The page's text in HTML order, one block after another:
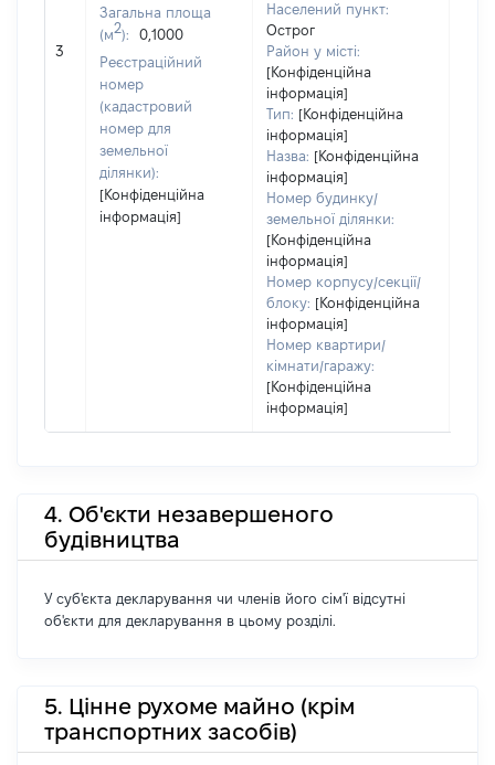
3
Загальна площа
(м2):
0,1000
Реєстраційний
номер
(кадастровий
номер для
земельної
ділянки):
[Конфіденційна
інформація]
Населений пункт:
Острог
Район у місті:
[Конфіденційна
інформація]
Тип: [Конфіденційна
інформація]
Назва: [Конфіденційна
інформація]
Номер будинку/
земельної ділянки:
[Конфіденційна
інформація]
Номер корпусу/секції/
блоку: [Конфіденційна
інформація]
Номер квартири/
кімнати/гаражу:
[Конфіденційна
інформація]
4. Об'єкти незавершеного
будівництва
У суб'єкта декларування чи членів його сім'ї відсутні
об'єкти для декларування в цьому розділі.
5. Цінне рухоме майно (крім
транспортних засобів)